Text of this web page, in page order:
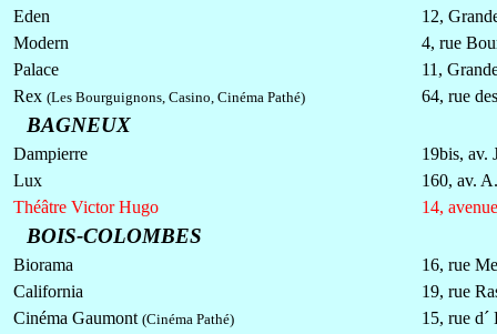
Eden
12,
Modern
4, rue
Palace
11,
Rex (Les Bourguignons, Casino, Cinéma Pathé) 64, rue
BAGNEUX
Dampierre
19bis, av.
Lux
160, av.
Théâtre Victor Hugo
14,
BOIS-COLOMBES
Biorama
16, rue
California
19, rue
Cinéma Gaumont (Cinéma Pathé)
15, rue d´